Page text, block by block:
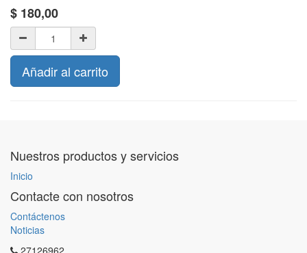
$ 180,00
Añadir al carrito
Nuestros productos y servicios
Inicio
Contacte con nosotros
Contáctenos
Noticias
27126962